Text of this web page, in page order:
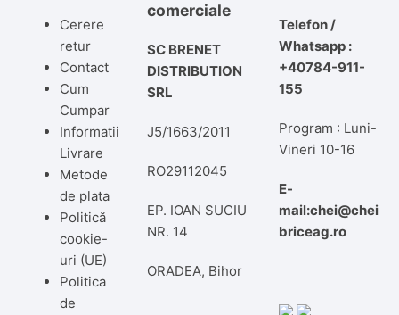
Cerere
retur
Contact
Cum
Cumpar
Informatii
Livrare
Metode
de plata
Politică
cookie-
uri (UE)
Politica
de
comerciale
SC BRENET
DISTRIBUTION
SRL
J5/1663/2011
RO29112045
EP. IOAN SUCIU
NR. 14
ORADEA, Bihor
Telefon /
Whatsapp :
+40784-911-
155
Program : Luni-
Vineri 10-16
E-
mail:chei@chei
briceag.ro